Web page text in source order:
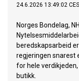
24.6.2026 13:49:02
Norges Bondelag,
beredskapsarbeid
regjeringen snarest
for hele
butikk.